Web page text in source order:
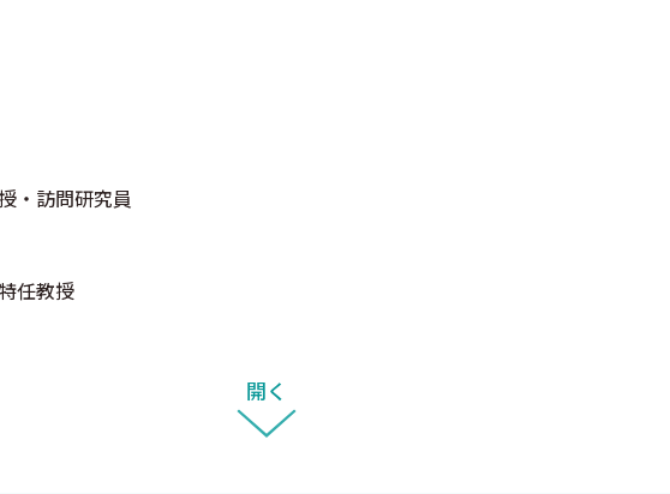
度持続的に陽性となるも血圧が正常である妊婦の取り扱いを教えて
ついて教えてください 〈川合健太〉
の既往がある妊婦の取り扱いを教えてください 〈谷垣伸治，浅野史
染した妊婦の取り扱いを教えてください 〈芹沢麻里子〉
する対応について，分娩誘発の適応や留意点を教えてください 〈
準備や他の診療科との連携を教えてください 〈幸村友季子〉
・訪問研究員
任教授
開く